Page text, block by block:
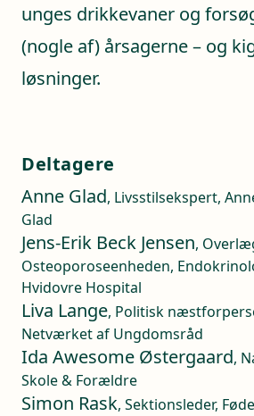
unges drikkevaner og
(nogle af) årsagerne – og
løsninger.
Deltagere
Anne Glad, Livsstilsekspert,
Glad
Jens-Erik Beck Jensen,
Osteoporoseenheden,
Hvidovre Hospital
Liva Lange, Politisk
Netværket af Ungdomsråd
Ida Awesome Østergaard,
Skole & Forældre
Simon Rask, Sektionsleder,